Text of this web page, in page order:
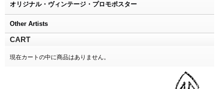
オリジナル・ヴィンテージ・プロモポスター
Other Artists
CART
現在カートの中に商品はありません。